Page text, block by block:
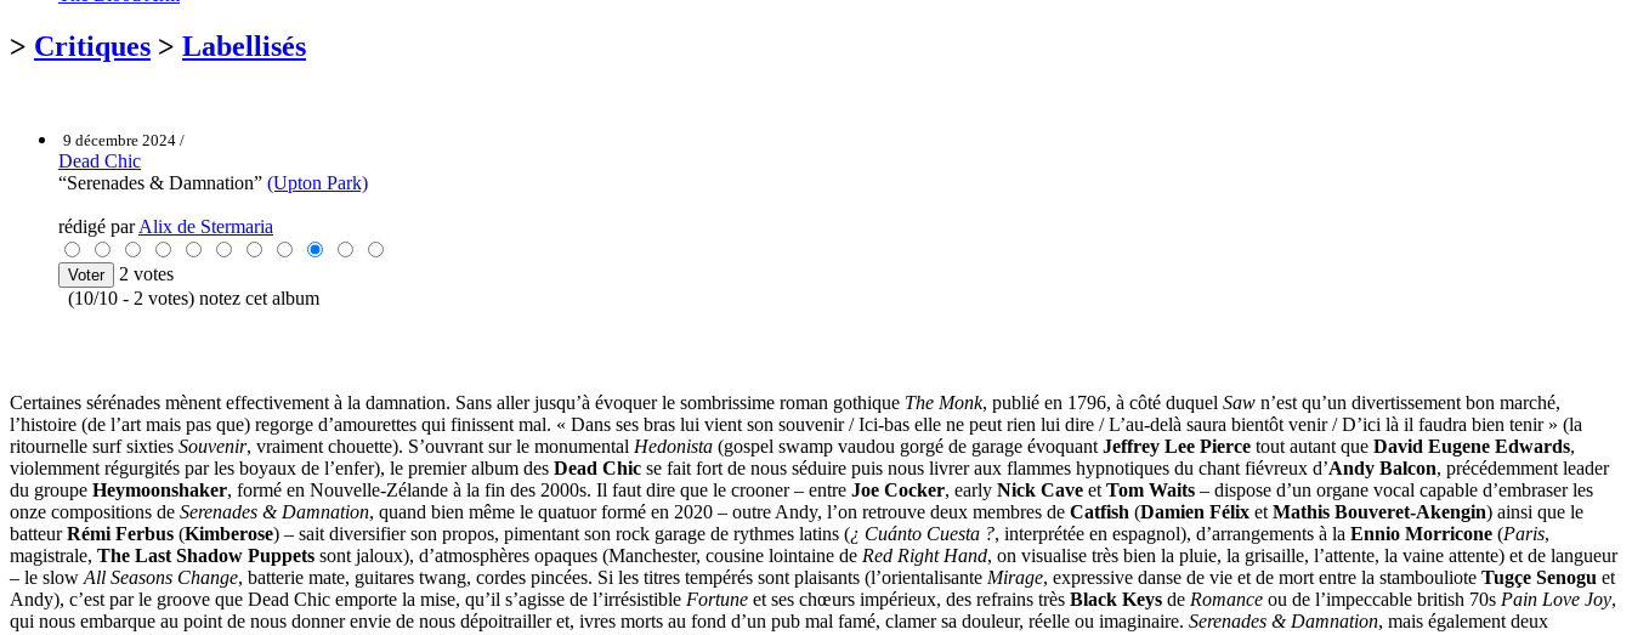
> Critiques > Labellisés
9 décembre 2024 /
Dead Chic
“Serenades & Damnation” (Upton Park)
rédigé parAlix de Stermaria
2 votes
(10/10 - 2 votes) notez cet album
Certaines sérénades mènent effectivement à la damnation. Sans aller jusqu’à évoquer le sombrissime roman gothique The Monk, publié en 1796, à côté duquel Saw n’est qu’un divertissement bon marché,
l’histoire (de l’art mais pas que) regorge d’amourettes qui finissent mal. « Dans ses bras lui vient son souvenir / Ici-bas elle ne peut rien lui dire / L’au-delà saura bientôt venir / D’ici là il faudra bien tenir » (la
ritournelle surf sixties Souvenir, vraiment chouette). S’ouvrant sur le monumental Hedonista (gospel swamp vaudou gorgé de garage évoquant Jeffrey Lee Pierce tout autant que David Eugene Edwards,
violemment régurgités par les boyaux de l’enfer), le premier album des Dead Chic se fait fort de nous séduire puis nous livrer aux flammes hypnotiques du chant fiévreux d’Andy Balcon, précédemment leader
du groupe Heymoonshaker, formé en Nouvelle-Zélande à la fin des 2000s. Il faut dire que le crooner – entre Joe Cocker, early Nick Cave et Tom Waits – dispose d’un organe vocal capable d’embraser les
onze compositions de Serenades & Damnation, quand bien même le quatuor formé en 2020 – outre Andy, l’on retrouve deux membres de Catfish (Damien Félix et Mathis Bouveret-Akengin) ainsi que le
batteurRémi Ferbus (Kimberose) – sait diversifier son propos, pimentant son rock garage de rythmes latins (¿ Cuánto Cuesta ?, interprétée en espagnol), d’arrangements à la Ennio Morricone (Paris,
magistrale, The Last Shadow Puppets sont jaloux), d’atmosphères opaques (Manchester, cousine lointaine de Red Right Hand, on visualise très bien la pluie, la grisaille, l’attente, la vaine attente) et de langueur
– le slow All Seasons Change, batterie mate, guitares twang, cordes pincées. Si les titres tempérés sont plaisants (l’orientalisante Mirage, expressive danse de vie et de mort entre la stambouliote Tugçe Senogu et
Andy), c’est par le groove que Dead Chic emporte la mise, qu’il s’agisse de l’irrésistible Fortune et ses chœurs impérieux, des refrains très Black Keys de Romance ou de l’impeccable british 70s Pain Love Joy,
qui nous embarque au point de nous donner envie de nous dépoitrailler et, ivres morts au fond d’un pub mal famé, clamer sa douleur, réelle ou imaginaire. Serenades & Damnation, mais également deux